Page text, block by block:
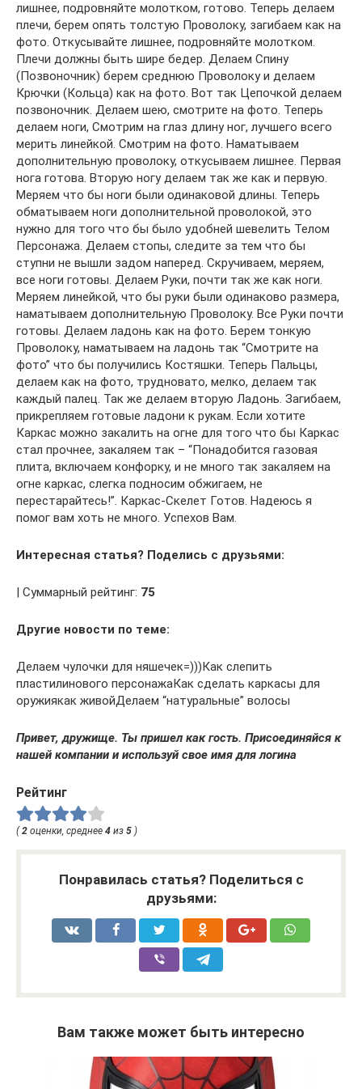
лишнее, подровняйте молотком, готово. Теперь делаем
плечи, берем опять толстую Проволоку, загибаем как на
фото. Откусывайте лишнее, подровняйте молотком.
Плечи должны быть шире бедер. Делаем Спину
(Позвоночник) берем среднюю Проволоку и делаем
Крючки (Кольца) как на фото. Вот так Цепочкой делаем
позвоночник. Делаем шею, смотрите на фото. Теперь
делаем ноги, Смотрим на глаз длину ног, лучшего всего
мерить линейкой. Смотрим на фото. Наматываем
дополнительную проволоку, откусываем лишнее. Первая
нога готова. Вторую ногу делаем так же как и первую.
Меряем что бы ноги были одинаковой длины. Теперь
обматываем ноги дополнительной проволокой, это
нужно для того что бы было удобней шевелить Телом
Персонажа. Делаем стопы, следите за тем что бы
ступни не вышли задом наперед. Скручиваем, меряем,
все ноги готовы. Делаем Руки, почти так же как ноги.
Меряем линейкой, что бы руки были одинаково размера,
наматываем дополнительную Проволоку. Все Руки почти
готовы. Делаем ладонь как на фото. Берем тонкую
Проволоку, наматываем на ладонь так “Смотрите на
фото” что бы получились Костяшки. Теперь Пальцы,
делаем как на фото, трудновато, мелко, делаем так
каждый палец. Так же делаем вторую Ладонь. Загибаем,
прикрепляем готовые ладони к рукам. Если хотите
Каркас можно закалить на огне для того что бы Каркас
стал прочнее, закаляем так – “Понадобится газовая
плита, включаем конфорку, и не много так закаляем на
огне каркас, слегка подносим обжигаем, не
перестарайтесь!”. Каркас-Скелет Готов. Надеюсь я
помог вам хоть не много. Успехов Вам.
Интересная статья? Поделись с друзьями:
| Суммарный рейтинг: 75
Другие новости по теме:
Делаем чулочки для няшечек=)))Как слепить
пластилинового персонажаКак сделать каркасы для
оружиякак живойДелаем “натуральные” волосы
Привет, дружище. Ты пришел как гость. Присоединяйся к
нашей компании и используй свое имя для логина
Рейтинг
(2 оценки, среднее 4 из 5 )
Понравилась статья? Поделиться с
друзьями:
Вам также может быть интересно